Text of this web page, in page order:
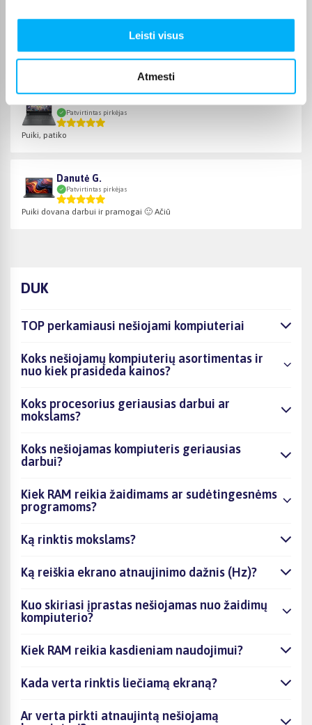
Leisti visus
Atmesti
ir ger ...
Patvirtintas pirkėjas
Puiki, patiko
Danutė G.
Patvirtintas pirkėjas
Puiki dovana darbui ir pramogai 🙂 Ačiū
DUK
TOP perkamiausi nešiojami kompiuteriai
Koks nešiojamų kompiuterių asortimentas ir
nuo kiek prasideda kainos?
Koks procesorius geriausias darbui ar
mokslams?
Koks nešiojamas kompiuteris geriausias
darbui?
Kiek RAM reikia žaidimams ar sudėtingesnėms
programoms?
Ką rinktis mokslams?
Ką reiškia ekrano atnaujinimo dažnis (Hz)?
Kuo skiriasi įprastas nešiojamas nuo žaidimų
kompiuterio?
Kiek RAM reikia kasdieniam naudojimui?
Kada verta rinktis liečiamą ekraną?
Ar verta pirkti atnaujintą nešiojamą